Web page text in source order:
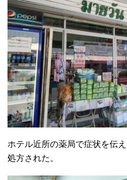
ホテル近所の薬局で症状を伝
処方された。